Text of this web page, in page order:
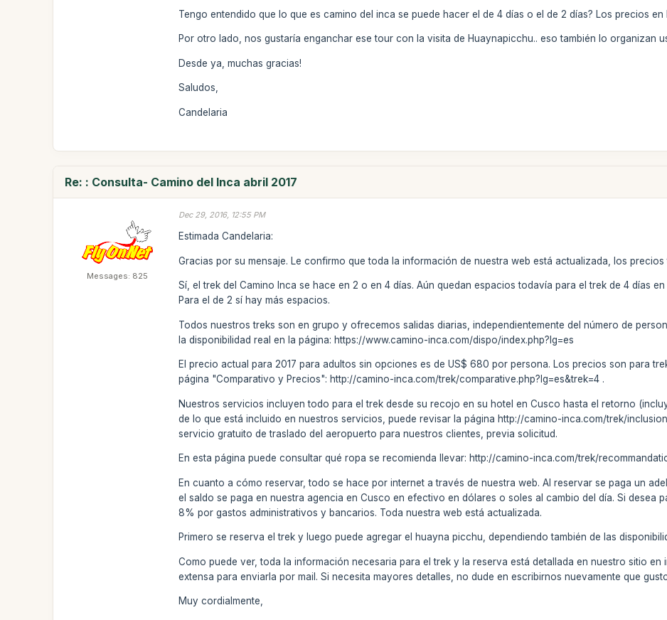
Tengo entendido que lo que es camino del inca se puede hacer el de 4 días o el de 2 días? Los precios
Por otro lado, nos gustaría enganchar ese tour con la visita de Huaynapicchu.. eso también lo organizan
Desde ya, muchas gracias!
Saludos,
Candelaria
Re: : Consulta- Camino del Inca abril 2017
Messages: 825
Dec 29, 2016, 12:55 PM
Estimada Candelaria:
Gracias por su mensaje. Le confirmo que toda la información de nuestra web está actualizada, los precios
Sí, el trek del Camino Inca se hace en 2 o en 4 días. Aún quedan espacios todavía para el trek de 4 días
Para el de 2 sí hay más espacios.
Todos nuestros treks son en grupo y ofrecemos salidas diarias, independientemente del número de
la disponibilidad real en la página: https://www.camino-inca.com/dispo/index.php?lg=es
El precio actual para 2017 para adultos sin opciones es de US$ 680 por persona. Los precios son para
página "Comparativo y Precios": http://camino-inca.com/trek/comparative.php?lg=es&trek=4 .
Nuestros servicios incluyen todo para el trek desde su recojo en su hotel en Cusco hasta el retorno
de lo que está incluido en nuestros servicios, puede revisar la página http://camino-inca.com/trek/
servicio gratuito de traslado del aeropuerto para nuestros clientes, previa solicitud.
En esta página puede consultar qué ropa se recomienda llevar: http://camino-inca.com/trek/
En cuanto a cómo reservar, todo se hace por internet a través de nuestra web. Al reservar se paga un
el saldo se paga en nuestra agencia en Cusco en efectivo en dólares o soles al cambio del día. Si desea
8% por gastos administrativos y bancarios. Toda nuestra web está actualizada.
Primero se reserva el trek y luego puede agregar el huayna picchu, dependiendo también de las
Como puede ver, toda la información necesaria para el trek y la reserva está detallada en nuestro sitio en
extensa para enviarla por mail. Si necesita mayores detalles, no dude en escribirnos nuevamente que
Muy cordialmente,